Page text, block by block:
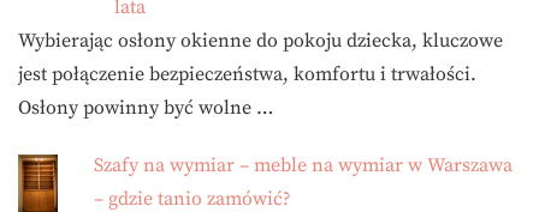
lata
Wybierając osłony okienne do pokoju dziecka, kluczowe
jest połączenie bezpieczeństwa, komfortu i trwałości.
Osłony powinny być wolne …
Szafy na wymiar – meble na wymiar w Warszawa
– gdzie tanio zamówić?